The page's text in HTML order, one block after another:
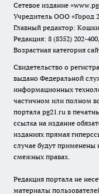
Сетевое издание
Учредитель ООО «Город
Главный редактор:
Редакция: 8 (8352) 202-
Возрастная категория
Свидетельство о
выдано Федеральной
информационных
частичном или полном
портала pg21.ru в
ссылка на издание
изданиях прямая
случае будут применены
смежных правах.
Редакция портала не
материалы